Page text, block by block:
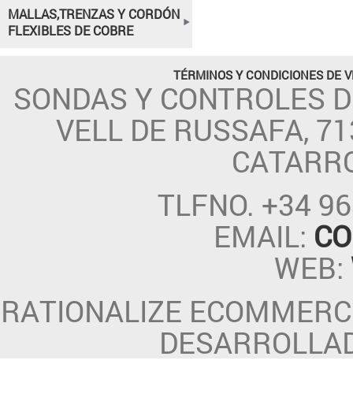
MALLAS,TRENZAS Y CORDÓN
FLEXIBLES DE COBRE
TÉRMINOS Y CONDICIONES DE
SONDAS Y CONTROLES
VELL DE RUSSAFA,
TLFNO. +34
EMAIL:
WEB:
RATIONALIZE